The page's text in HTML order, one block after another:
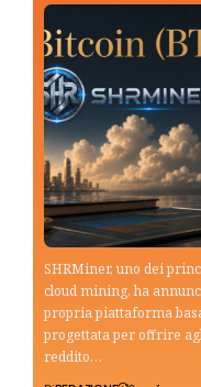
SHRMiner, uno dei
cloud mining, ha
propria piattaforma
progettata per offrire
reddito…